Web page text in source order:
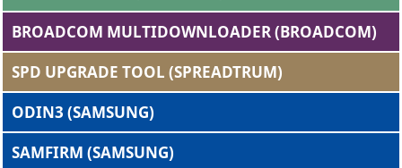
BROADCOM MULTIDOWNLOADER (BROADCOM)
SPD UPGRADE TOOL (SPREADTRUM)
ODIN3 (SAMSUNG)
SAMFIRM (SAMSUNG)